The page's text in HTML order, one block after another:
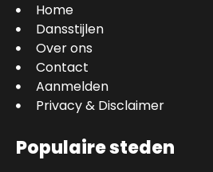
Home
Dansstijlen
Over ons
Contact
Aanmelden
Privacy & Disclaimer
Populaire steden